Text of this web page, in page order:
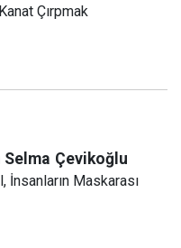
Çırpmak
Selma Çevikoğlu
İnsanların Maskarası